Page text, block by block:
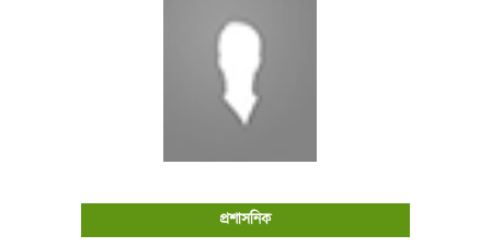
প্রশাসনিক